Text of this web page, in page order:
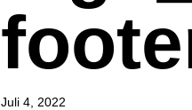
Juli 4, 2022